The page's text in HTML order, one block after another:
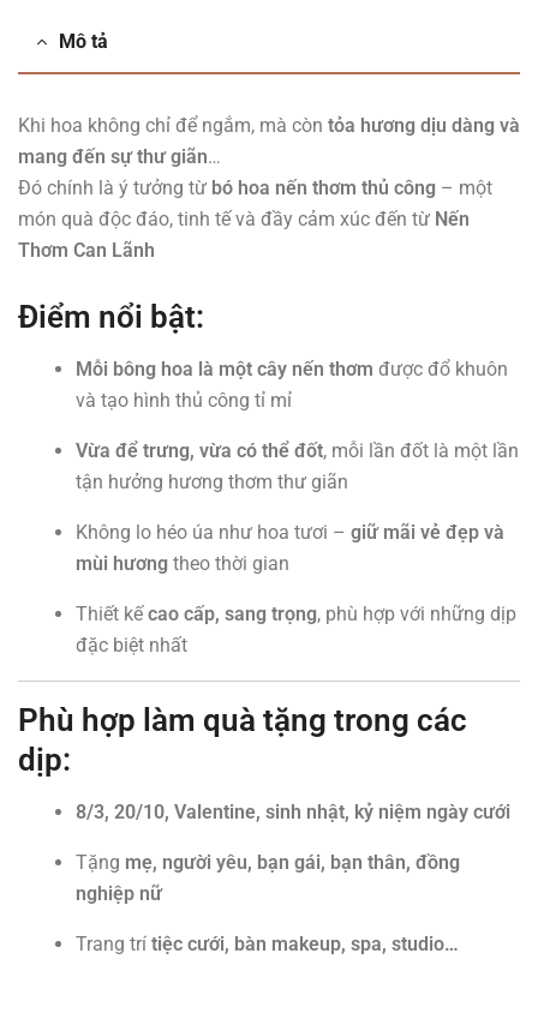
Mô tả
Khi hoa không chỉ để ngắm, mà còn tỏa hương dịu dàng và
mang đến sự thư giãn…
Đó chính là ý tưởng từ bó hoa nến thơm thủ công – một
món quà độc đáo, tinh tế và đầy cảm xúc đến từ Nến
Thơm Can Lãnh
Điểm nổi bật:
Mỗi bông hoa là một cây nến thơm được đổ khuôn
và tạo hình thủ công tỉ mỉ
Vừa để trưng, vừa có thể đốt, mỗi lần đốt là một lần
tận hưởng hương thơm thư giãn
Không lo héo úa như hoa tươi – giữ mãi vẻ đẹp và
mùi hương theo thời gian
Thiết kếcao cấp, sang trọng, phù hợp với những dịp
đặc biệt nhất
Phù hợp làm quà tặng trong các
dịp:
8/3, 20/10, Valentine, sinh nhật, kỷ niệm ngày cưới
Tặng mẹ, người yêu, bạn gái, bạn thân, đồng
nghiệp nữ
Trang trí tiệc cưới, bàn makeup, spa, studio…